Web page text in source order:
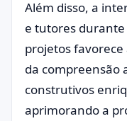
Além disso, a
e tutores
projetos favorece
da compreensão
construtivos
aprimorando a